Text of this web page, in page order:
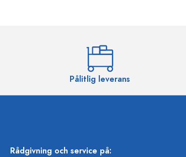
Pålitlig leverans
Rådgivning och service på: